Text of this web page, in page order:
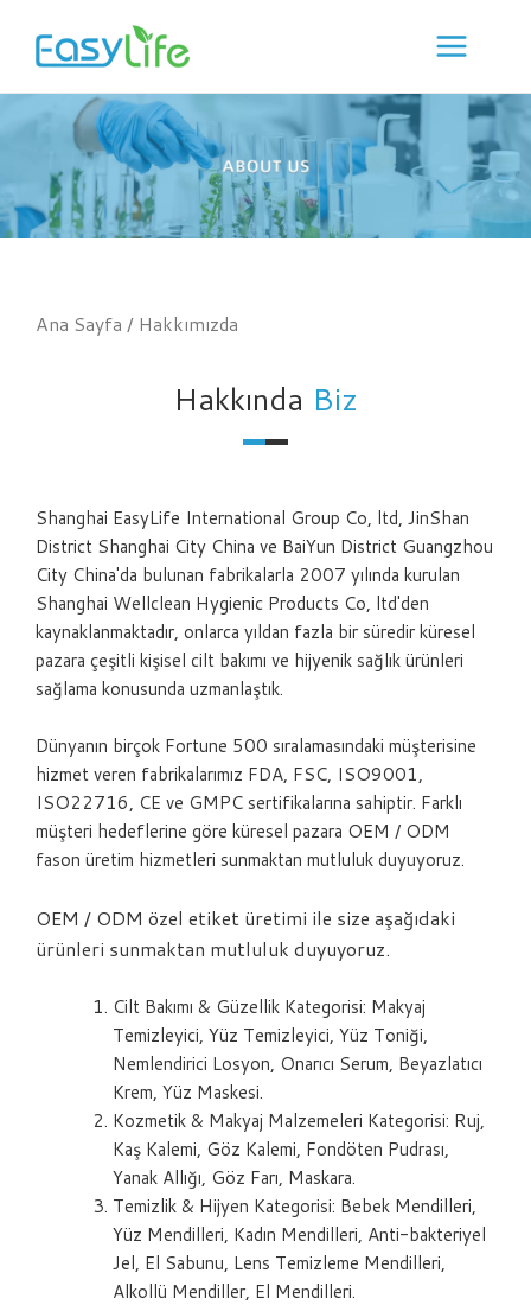
Ana Sayfa / Hakkımızda
Hakkında Biz
Shanghai EasyLife International Group Co, ltd, JinShan
District Shanghai City China ve BaiYun District Guangzhou
City China'da bulunan fabrikalarla 2007 yılında kurulan
Shanghai Wellclean Hygienic Products Co, ltd'den
kaynaklanmaktadır, onlarca yıldan fazla bir süredir küresel
pazara çeşitli kişisel cilt bakımı ve hijyenik sağlık ürünleri
sağlama konusunda uzmanlaştık.
Dünyanın birçok Fortune 500 sıralamasındaki müşterisine
hizmet veren fabrikalarımız FDA, FSC, ISO9001,
ISO22716, CE ve GMPC sertifikalarına sahiptir. Farklı
müşteri hedeflerine göre küresel pazara OEM / ODM
fason üretim hizmetleri sunmaktan mutluluk duyuyoruz.
OEM / ODM özel etiket üretimi ile size aşağıdaki
ürünleri sunmaktan mutluluk duyuyoruz.
Cilt Bakımı & Güzellik Kategorisi: Makyaj
Temizleyici, Yüz Temizleyici, Yüz Toniği,
Nemlendirici Losyon, Onarıcı Serum, Beyazlatıcı
Krem, Yüz Maskesi.
Kozmetik & Makyaj Malzemeleri Kategorisi: Ruj,
Kaş Kalemi, Göz Kalemi, Fondöten Pudrası,
Yanak Allığı, Göz Farı, Maskara.
Temizlik & Hijyen Kategorisi: Bebek Mendilleri,
Yüz Mendilleri, Kadın Mendilleri, Anti-bakteriyel
Jel, El Sabunu, Lens Temizleme Mendilleri,
Alkollü Mendiller, El Mendilleri.